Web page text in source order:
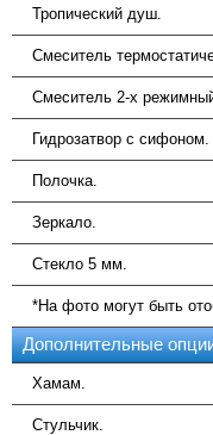
Тропический душ.
Смеситель
Смеситель 2-х
Гидрозатвор с сифоном.
Полочка.
Зеркало.
Стекло 5 мм.
*На фото могут быть
Дополнительные
Хамам.
Стульчик.